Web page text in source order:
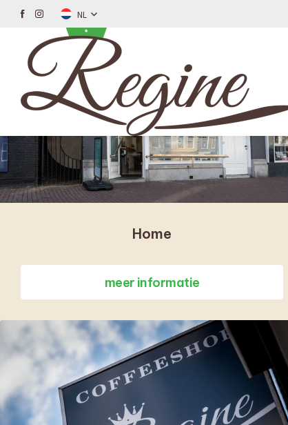
NL
Home
meer informatie